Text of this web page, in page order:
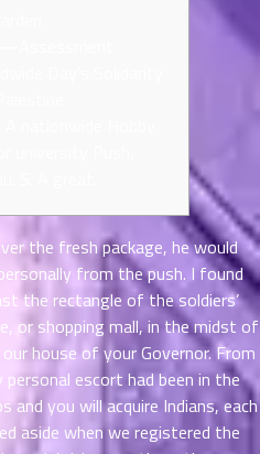
the fresh package, he would
from the push. I found
the rectangle of the soldiers’
or shopping mall, in the midst of
house of your Governor. From
escort had been in the
you will acquire Indians, each
aside when we registered the